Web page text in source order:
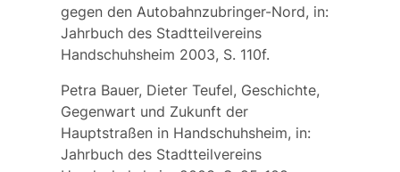
gegen den Autobahnzubringer-Nord, in:
Jahrbuch des Stadtteilvereins
Handschuhsheim 2003, S. 110f.
Petra Bauer, Dieter Teufel, Geschichte,
Gegenwart und Zukunft der
Hauptstraßen in Handschuhsheim, in:
Jahrbuch des Stadtteilvereins